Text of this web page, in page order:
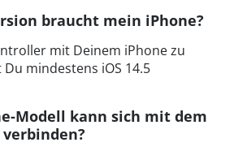
braucht mein iPhone?
mit Deinem iPhone zu
mindestens iOS 14.5
Modell kann sich mit dem